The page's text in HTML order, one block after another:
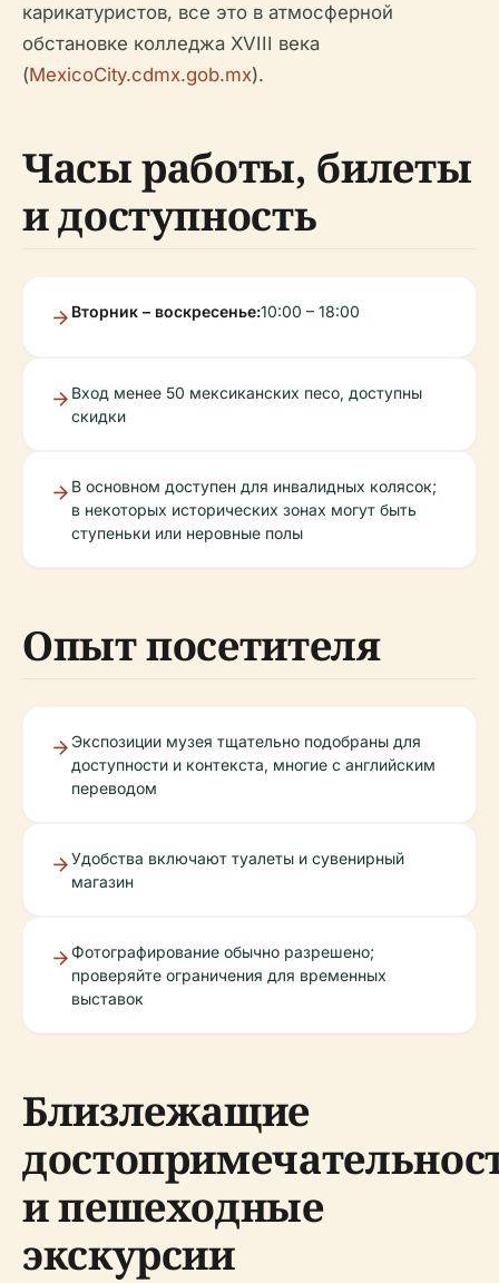
карикатуристов, все это в атмосферной
обстановке колледжа XVIII века
(MexicoCity.cdmx.gob.mx).
Часы работы, билеты
и доступность
Вторник – воскресенье:10:00 – 18:00
Вход менее 50 мексиканских песо, доступны
скидки
В основном доступен для инвалидных колясок;
в некоторых исторических зонах могут быть
ступеньки или неровные полы
Опыт посетителя
Экспозиции музея тщательно подобраны для
доступности и контекста, многие с английским
переводом
Удобства включают туалеты и сувенирный
магазин
Фотографирование обычно разрешено;
проверяйте ограничения для временных
выставок
Близлежащие
и пешеходные
экскурсии